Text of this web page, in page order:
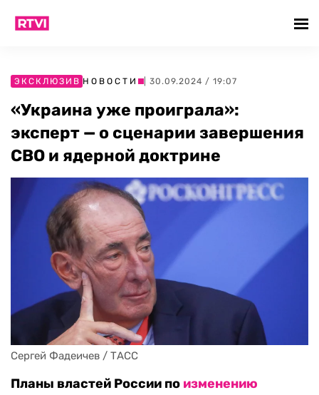
ЭКСКЛЮЗИВ НОВОСТИ | 30.09.2024 / 19:07
«Украина уже проиграла»:
эксперт — о сценарии завершения
СВО и ядерной доктрине
Сергей Фадеичев / ТАСС
Планы властей России по изменению